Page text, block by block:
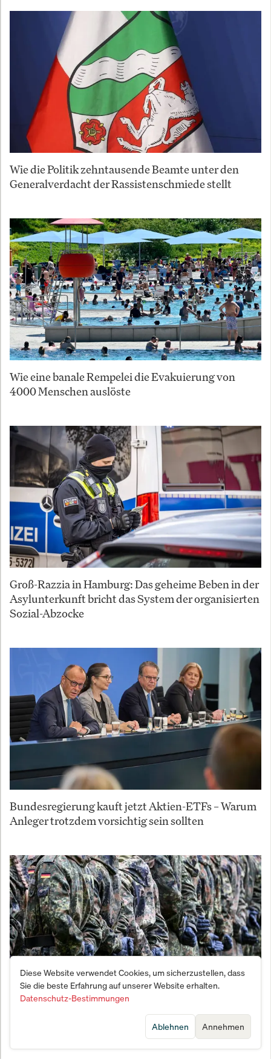
Wie die Politik zehntausende Beamte unter den
Generalverdacht der Rassistenschmiede stellt
Wie eine banale Rempelei die Evakuierung von
4000 Menschen auslöste
Groß-Razzia in Hamburg: Das geheime Beben in der
Asylunterkunft bricht das System der organisierten
Sozial-Abzocke
Bundesregierung kauft jetzt Aktien-ETFs – Warum
Anleger trotzdem vorsichtig sein sollten
Vernichtungsschlag gegen den Fachkräftemangel:
Bundeswehr meldet Bewerber-Beben
Diese Website verwendet Cookies, um sicherzustellen, dass
Sie die beste Erfahrung auf unserer Website erhalten.
Datenschutz-Bestimmungen
Annehmen
Ablehnen